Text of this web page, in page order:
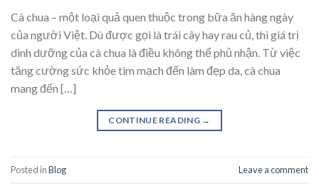
Cà chua – một loại quả quen thuộc trong bữa ăn hàng ngày
của người Việt. Dù được gọi là trái cây hay rau củ, thì giá trị
dinh dưỡng của cà chua là điều không thể phủ nhận. Từ việc
tăng cường sức khỏe tim mạch đến làm đẹp da, cà chua
mang đến […]
CONTINUE READING →
Posted inBlog Leave a comment